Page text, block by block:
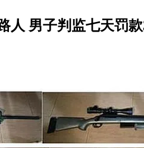
人 男子判监七天罚款